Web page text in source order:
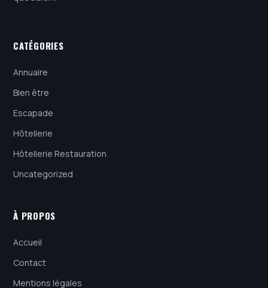
CATÉGORIES
Annuaire
Bien être
Escapade
Hôtellerie
Hôtellerie Restauration
Uncategorized
À PROPOS
Accueil
Contact
Mentions légales